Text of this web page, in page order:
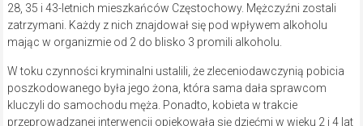
28, 35 i 43-letnich mieszkańców Częstochowy. Mężczyźni zostali
zatrzymani. Każdy z nich znajdował się pod wpływem alkoholu
mając w organizmie od 2 do blisko 3 promili alkoholu.
W toku czynności kryminalni ustalili, że zleceniodawczynią pobicia
poszkodowanego była jego żona, która sama dała sprawcom
kluczyli do samochodu męża. Ponadto, kobieta w trakcie
przeprowadzanej interwencji opiekowała się dziećmi w wieku 2 i 4 lat